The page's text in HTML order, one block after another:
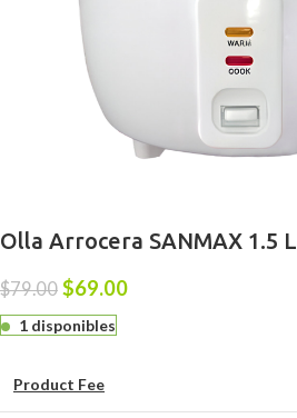
Olla Arrocera SANMAX 1.5 L
$79.00 $69.00
1 disponibles
Product Fee